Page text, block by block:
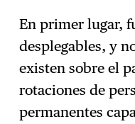
En primer lugar,
desplegables, y
existen sobre el
rotaciones de
permanentes